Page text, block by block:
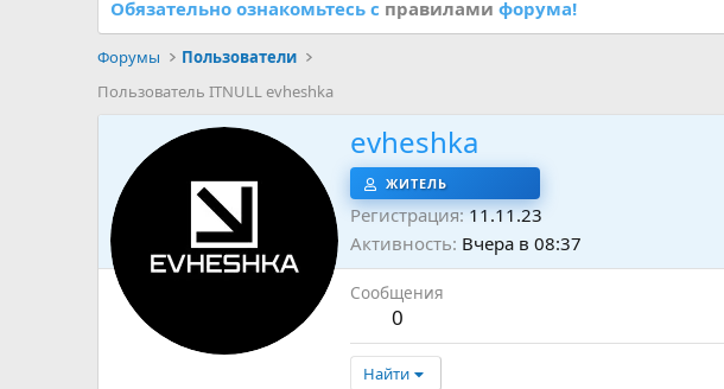
Обязательно ознакомьтесь с правилами форума!
Форумы
Пользователи
Пользователь ITNULL evheshka
evheshka
ЖИТЕЛЬ
Регистрация 11.11.23
Активность Вчера в 08:37
Сообщения
0
Найти